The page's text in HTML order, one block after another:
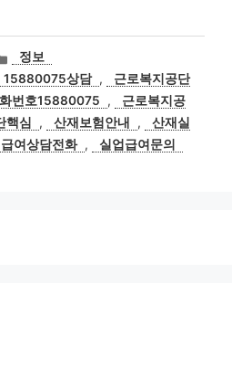
카
테
고
리
정보
15880075상담 ,
근로복지공단
번호15880075 ,
근로복지공
핵심 , 산재보험안내 ,
산재실
여상담전화 , 실업급여문의